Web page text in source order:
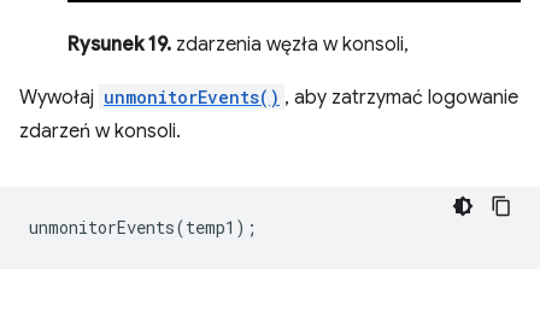
Rysunek 19. zdarzenia węzła w konsoli,
Wywołaj unmonitorEvents() , aby zatrzymać logowanie
zdarzeń w konsoli.
unmonitorEvents(temp1 );